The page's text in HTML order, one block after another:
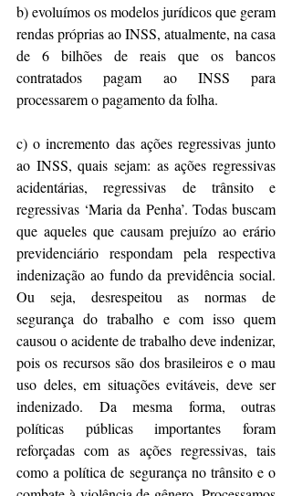
b) evoluímos os modelos jurídicos que geram
rendas próprias ao INSS, atualmente, na casa
de 6 bilhões de reais que os bancos
contratados pagam ao INSS para
processarem o pagamento da folha.
c) o incremento das ações regressivas junto
ao INSS, quais sejam: as ações regressivas
acidentárias, regressivas de trânsito e
regressivas ‘Maria da Penha’. Todas buscam
que aqueles que causam prejuízo ao erário
previdenciário respondam pela respectiva
indenização ao fundo da previdência social.
Ou seja, desrespeitou as normas de
segurança do trabalho e com isso quem
causou o acidente de trabalho deve indenizar,
pois os recursos são dos brasileiros e o mau
uso deles, em situações evitáveis, deve ser
indenizado. Da mesma forma, outras
políticas públicas importantes foram
reforçadas com as ações regressivas, tais
como a política de segurança no trânsito e o